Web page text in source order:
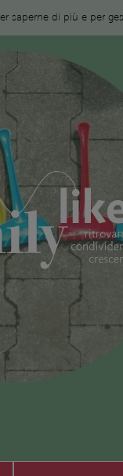
saperne di più e per